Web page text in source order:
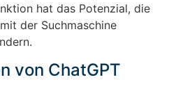
hat das Potenzial, die
der Suchmaschine
von ChatGPT